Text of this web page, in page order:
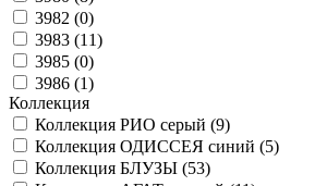
3982 (0)
3983 (11)
3985 (0)
3986 (1)
Коллекция
Коллекция РИО серый (9)
Коллекция ОДИССЕЯ синий (5)
Коллекция БЛУЗЫ (53)